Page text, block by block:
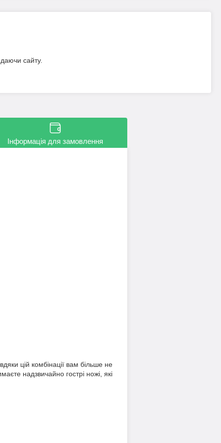
сайту.
Інформація для замовлення
цій комбінації вам більше не
надзвичайно гострі ножі, які